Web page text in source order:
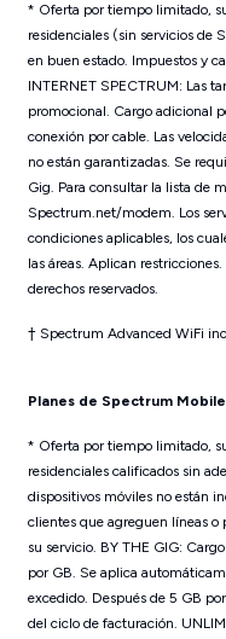
* Oferta por tiempo limitado,
residenciales (sin servicios de
en buen estado. Impuestos y
INTERNET SPECTRUM: Las
promocional. Cargo adicional
conexión por cable. Las
no están garantizadas. Se
Gig. Para consultar la lista de
Spectrum.net/modem. Los
condiciones aplicables, los
las áreas. Aplican
derechos reservados.
† Spectrum Advanced WiFi
Planes de Spectrum Mobile
* Oferta por tiempo limitado,
residenciales calificados sin
dispositivos móviles no están
clientes que agreguen líneas o
su servicio. BY THE GIG:
por GB. Se aplica
excedido. Después de 5 GB
del ciclo de facturación.